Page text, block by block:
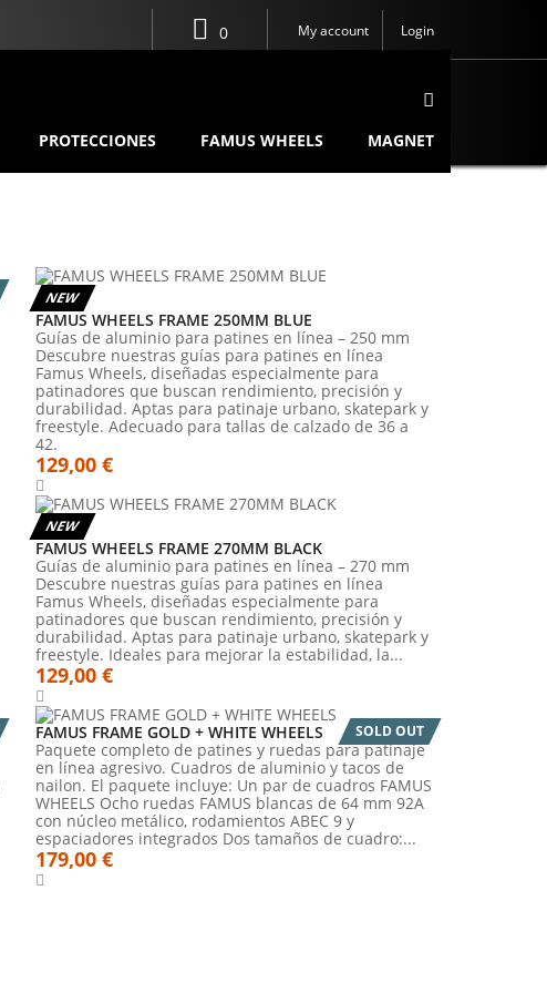
My account Login
0
PROTECCIONES FAMUS WHEELS MAGNET
NEW
FAMUS WHEELS FRAME 250MM BLUE
Guías de aluminio para patines en línea – 250 mm
Descubre nuestras guías para patines en línea
Famus Wheels, diseñadas especialmente para
patinadores que buscan rendimiento, precisión y
durabilidad. Aptas para patinaje urbano, skatepark y
freestyle. Adecuado para tallas de calzado de 36 a
42.
129,00 €
NEW
FAMUS WHEELS FRAME 270MM BLACK
Guías de aluminio para patines en línea – 270 mm
Descubre nuestras guías para patines en línea
Famus Wheels, diseñadas especialmente para
patinadores que buscan rendimiento, precisión y
durabilidad. Aptas para patinaje urbano, skatepark y
freestyle. Ideales para mejorar la estabilidad, la...
129,00 €
SOLD OUT
FAMUS FRAME GOLD + WHITE WHEELS
Paquete completo de patines y ruedas para patinaje
en línea agresivo. Cuadros de aluminio y tacos de
nailon. El paquete incluye: Un par de cuadros FAMUS
WHEELS Ocho ruedas FAMUS blancas de 64 mm 92A
con núcleo metálico, rodamientos ABEC 9 y
espaciadores integrados Dos tamaños de cuadro:...
179,00 €